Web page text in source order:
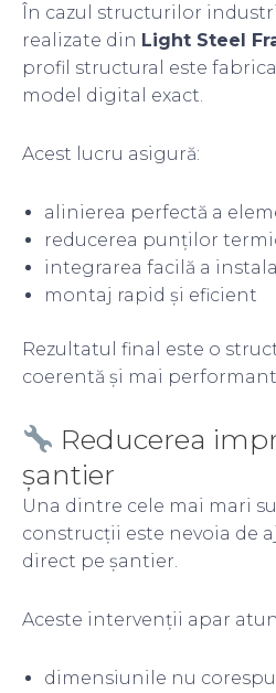
În cazul structurilor
realizate din Light Steel
profil structural este
model digital exact.
Acest lucru asigură:
alinierea perfectă a
reducerea punților
integrarea facilă a
montaj rapid și eficient
Rezultatul final este o
coerentă și mai
Reducerea
șantier
Una dintre cele mai mari
construcții este nevoia de
direct pe șantier.
Aceste intervenții apar
dimensiunile nu